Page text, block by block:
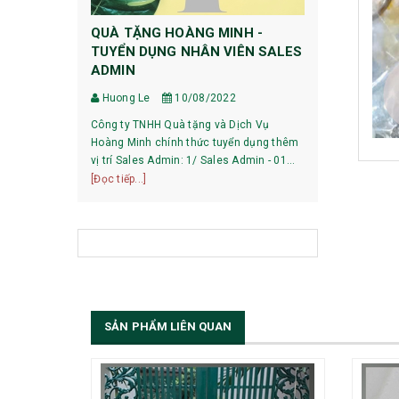
QUÀ TẶNG HOÀNG MINH -
TUYỂN DỤNG NHÂN VIÊN SALES
ADMIN
Huong Le 10/08/2022
Công ty TNHH Quà tặng và Dịch Vụ
Hoàng Minh chính thức tuyển dụng thêm
vị trí Sales Admin: 1/ Sales Admin - 01
nhân viên làm việc tại trụ sở Hà Nội.
[Đọc tiếp...]
HƯỚNG
DỰ
Huong Le
HƯỚNG
SẢN PHẨM LIÊN QUAN